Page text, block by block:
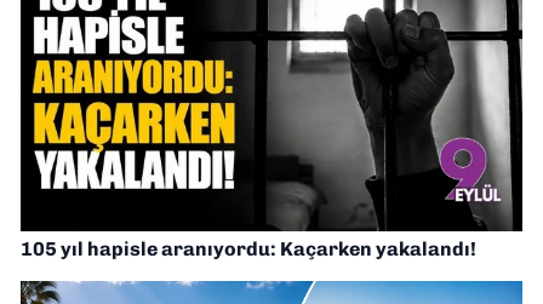
105 yıl hapisle aranıyordu: Kaçarken yakalandı!